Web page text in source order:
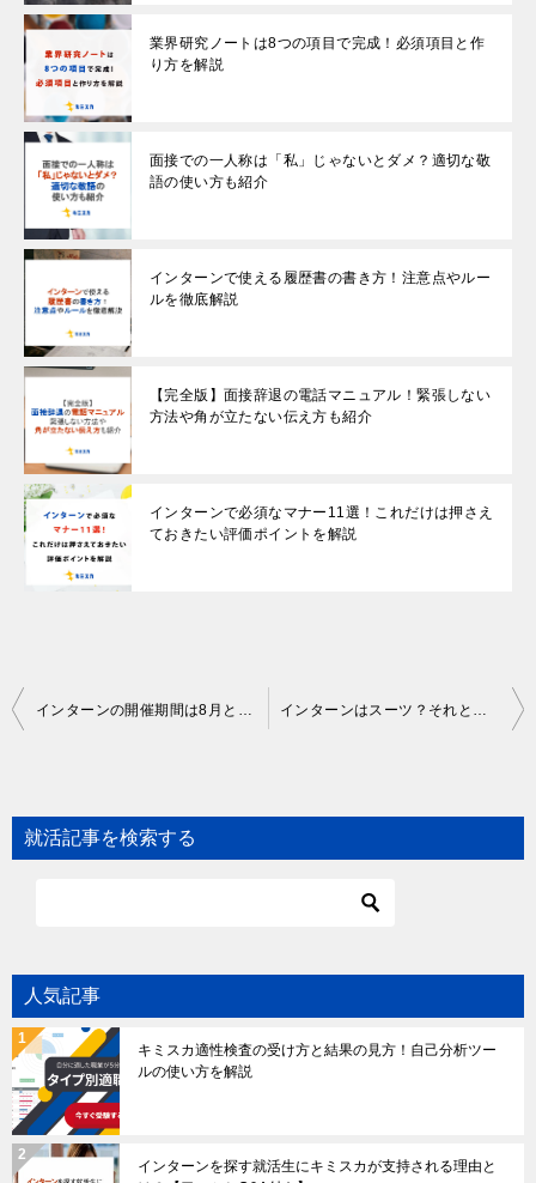
業界研究ノートは8つの項目で完成！必須項目と作
り方を解説
面接での一人称は「私」じゃないとダメ？適切な敬
語の使い方も紹介
インターンで使える履歴書の書き方！注意点やルー
ルを徹底解説
【完全版】面接辞退の電話マニュアル！緊張しない
方法や角が立たない伝え方も紹介
インターンで必須なマナー11選！これだけは押さえ
ておきたい評価ポイントを解説
Post
インターンの開催期間は8月と12月が最多！時期別の特徴と種類を解説 インターンはスーツ？それとも私服？見分け方やスーツの選び方について徹底解説
就活記事を検索する
人気記事
キミスカ適性検査の受け方と結果の見方！自己分析ツー
ルの使い方を解説
インターンを探す就活生にキミスカが支持される理由と